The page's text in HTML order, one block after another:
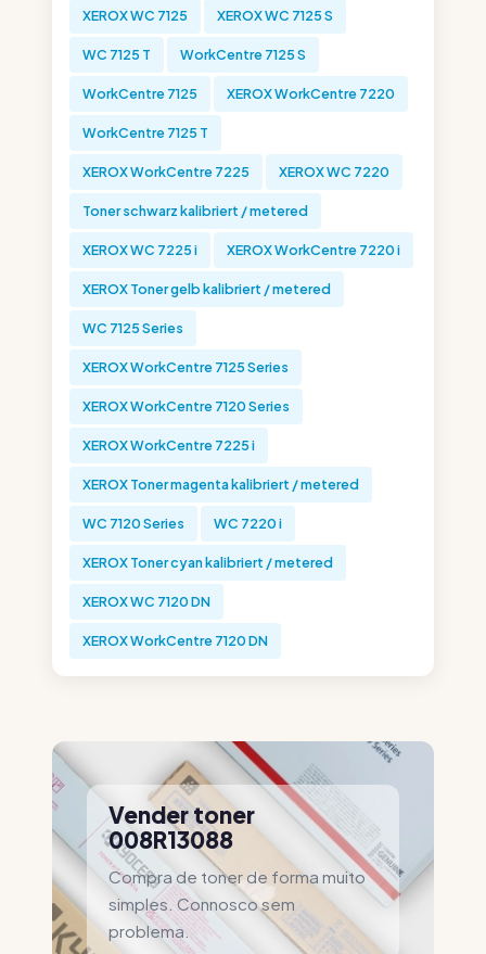
XEROX WC 7125 XEROX WC 7125 S
WC 7125 T WorkCentre 7125 S
WorkCentre 7125 XEROX WorkCentre 7220
WorkCentre 7125 T
XEROX WorkCentre 7225 XEROX WC 7220
Toner schwarz kalibriert / metered
XEROX WC 7225 i XEROX WorkCentre 7220 i
XEROX Toner gelb kalibriert / metered
WC 7125 Series
XEROX WorkCentre 7125 Series
XEROX WorkCentre 7120 Series
XEROX WorkCentre 7225 i
XEROX Toner magenta kalibriert / metered
WC 7120 Series WC 7220 i
XEROX Toner cyan kalibriert / metered
XEROX WC 7120 DN
XEROX WorkCentre 7120 DN
Vender toner
008R13088
Compra de toner de forma muito
simples. Connosco sem
problema.